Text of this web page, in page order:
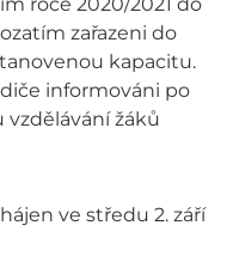
roce 2020/2021 do
zařazeni do
kapacitu.
informováni po
žáků
ve středu 2. září